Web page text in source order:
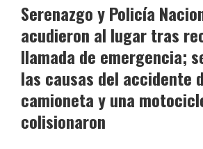
Serenazgo y Policía
acudieron al lugar tras
llamada de emergencia;
las causas del accidente
camioneta y una
colisionaron